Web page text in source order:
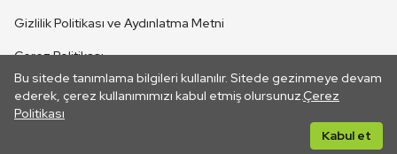
Bu sitede tanımlama bilgileri kullanılır. Sitede gezinmeye devam
ederek, çerez kullanımımızı kabul etmiş olursunuz.Çerez
Politikası
Kabul et
CANLI YAYINLAR
Gizlilik Politikası ve Aydınlatma Metni
Çerez Politikası
İletişim
Her hakkı saklıdır. ©2026 TRT. Bağlantı yoluyla gidilen dış